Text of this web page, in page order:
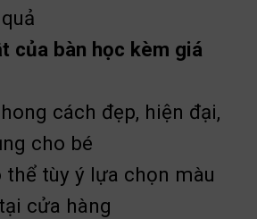
của bàn học kèm giá
cách đẹp, hiện đại,
cho bé
thể tùy ý lựa chọn màu
cửa hàng